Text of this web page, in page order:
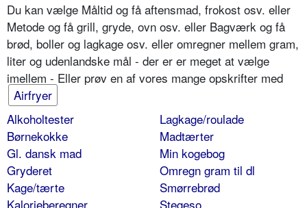
Du kan vælge Måltid og få aftensmad, frokost osv. eller
Metode og få grill, gryde, ovn osv. eller Bagværk og få
brød, boller og lagkage osv. eller omregner mellem gram,
liter og udenlandske mål - der er er meget at vælge
imellem - Eller prøv en af vores mange opskrifter med
Airfryer
Alkoholtester
Børnekokke
Gl. dansk mad
Gryderet
Kage/tærte
Kalorieberegner
Lagkage/roulade
Madtærter
Min kogebog
Omregn gram til dl
Smørrebrød
Stegeso